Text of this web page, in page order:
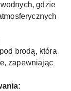
gdzie
brodą, która
zapewniając